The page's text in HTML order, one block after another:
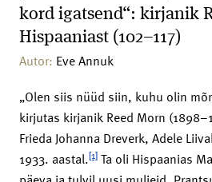
kord igatsend“: kirjanik
Hispaaniast (102–117)
Autor: Eve Annuk
„Olen siis nüüd siin, kuhu olin
kirjutas kirjanik Reed Morn
Frieda Johanna Dreverk, Adele
1933. aastal.[1] Ta oli Hispaanias